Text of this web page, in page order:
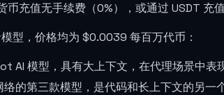
币充值无手续费（0%），或通过 USDT 充
型，价格均为 $0.0039 每百万代币：
AI 模型，具有大上下文，在代理场景中表
的第三款模型，是代码和长上下文的另一个